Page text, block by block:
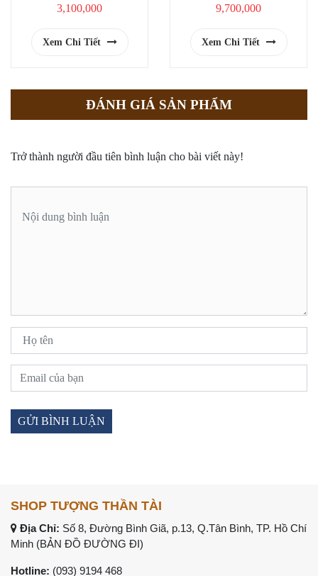
3,100,000
Xem Chi Tiết
9,700,000
Xem Chi Tiết
ĐÁNH GIÁ SẢN PHẨM
Trở thành người đầu tiên bình luận cho bài viết này!
SHOP TƯỢNG THẦN TÀI
Địa Chỉ: Số 8, Đường Bình Giã, p.13, Q.Tân Bình, TP. Hồ Chí
Minh (BẢN ĐỒ ĐƯỜNG ĐI)
Hotline: (093) 9194 468